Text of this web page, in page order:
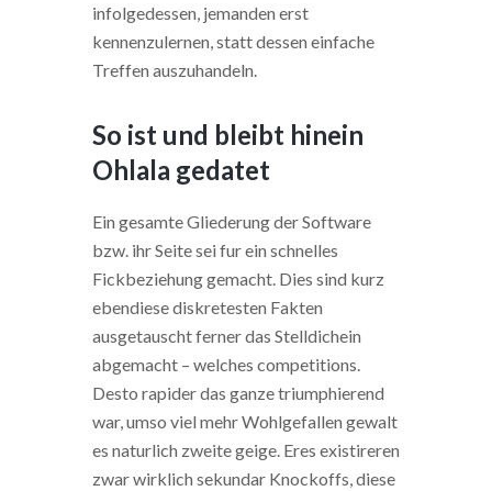
infolgedessen, jemanden erst
kennenzulernen, statt dessen einfache
Treffen auszuhandeln.
So ist und bleibt hinein
Ohlala gedatet
Ein gesamte Gliederung der Software
bzw. ihr Seite sei fur ein schnelles
Fickbeziehung gemacht. Dies sind kurz
ebendiese diskretesten Fakten
ausgetauscht ferner das Stelldichein
abgemacht – welches competitions.
Desto rapider das ganze triumphierend
war, umso viel mehr Wohlgefallen gewalt
es naturlich zweite geige. Eres existireren
zwar wirklich sekundar Knockoffs, diese